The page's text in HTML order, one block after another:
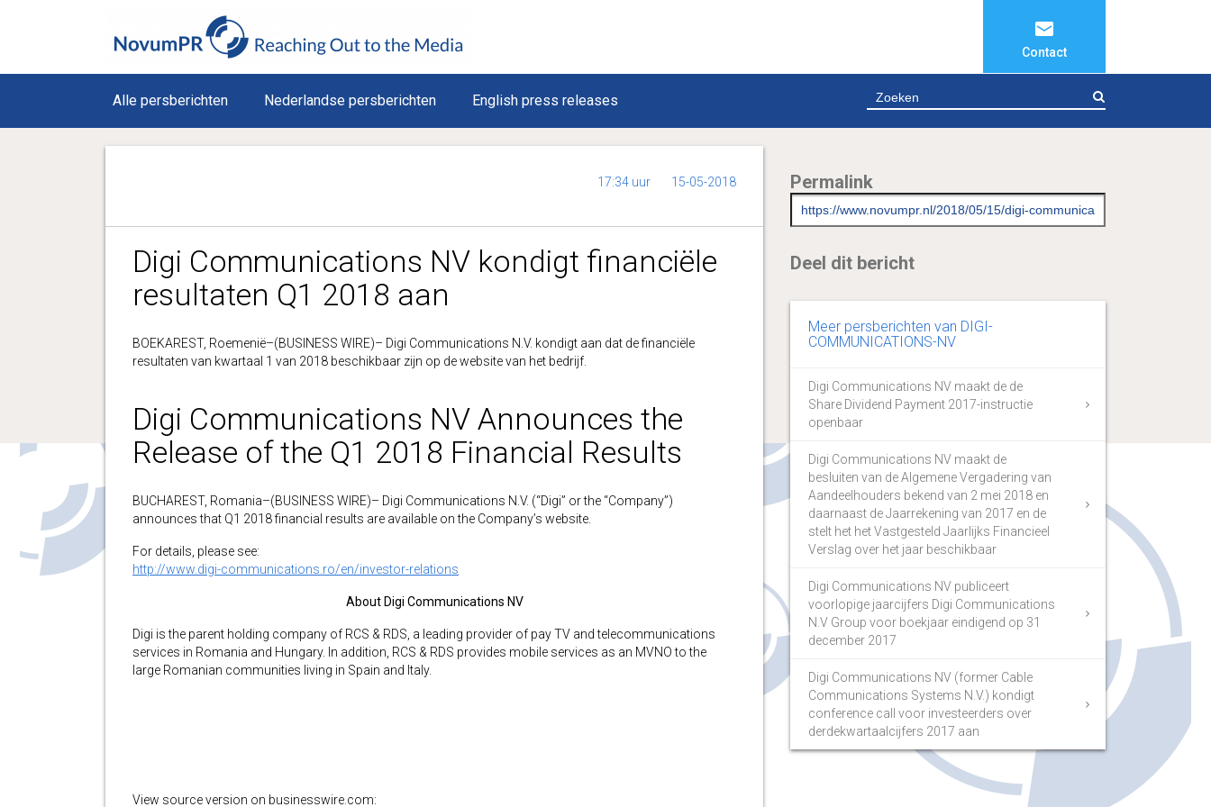
Contact
Alle persberichten Nederlandse persberichten English press releases
17:34 uur 15-05-2018
Digi Communications NV kondigt financiële
resultaten Q1 2018 aan
BOEKAREST, Roemenië–(BUSINESS WIRE)– Digi Communications N.V. kondigt aan dat de financiële
resultaten van kwartaal 1 van 2018 beschikbaar zijn op de website van het bedrijf.
Digi Communications NV Announces the
Release of the Q1 2018 Financial Results
BUCHAREST, Romania–(BUSINESS WIRE)– Digi Communications N.V. (“Digi” or the “Company”)
announces that Q1 2018 financial results are available on the Company’s website.
For details, please see:
http://www.digi-communications.ro/en/investor-relations
About Digi Communications NV
Digi is the parent holding company of RCS & RDS, a leading provider of pay TV and telecommunications
services in Romania and Hungary. In addition, RCS & RDS provides mobile services as an MVNO to the
large Romanian communities living in Spain and Italy.
View source version on businesswire.com:
Permalink
Deel dit bericht
Meer persberichten van DIGI-
COMMUNICATIONS-NV
Digi Communications NV maakt de de
Share Dividend Payment 2017-instructie
openbaar
Digi Communications NV maakt de
besluiten van de Algemene Vergadering van
Aandeelhouders bekend van 2 mei 2018 en
daarnaast de Jaarrekening van 2017 en de
stelt het het Vastgesteld Jaarlijks Financieel
Verslag over het jaar beschikbaar
Digi Communications NV publiceert
voorlopige jaarcijfers Digi Communications
N.V Group voor boekjaar eindigend op 31
december 2017
Digi Communications NV (former Cable
Communications Systems N.V.) kondigt
conference call voor investeerders over
derdekwartaalcijfers 2017 aan